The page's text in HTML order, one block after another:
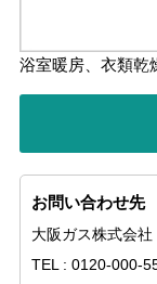
浴室暖房、衣類乾
お問い合わせ先
大阪ガス株式会社
TEL : 0120-000-